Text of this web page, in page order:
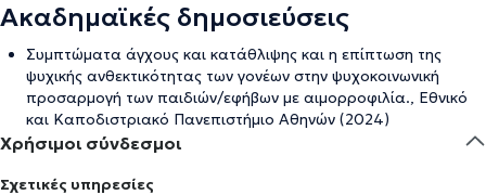
Ακαδημαϊκές δημοσιεύσεις
Συμπτώματα άγχους και κατάθλιψης και η επίπτωση της
ψυχικής ανθεκτικότητας των γονέων στην ψυχοκοινωνική
προσαρμογή των παιδιών/εφήβων με αιμορροφιλία., Εθνικό
και Καποδιστριακό Πανεπιστήμιο Αθηνών (2024)
Χρήσιμοι σύνδεσμοι
Σχετικές υπηρεσίες